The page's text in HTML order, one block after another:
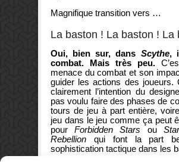
Magnifique transition vers …
La baston ! La baston ! La
Oui, bien sur, dans Scythe,
combat. Mais très peu.
menace du combat et son
guider les actions des joueurs.
clairement l’intention du
pas voulu faire des phases de
tours de jeu à part entière,
jeu dans le jeu comme ça peut
pourForbidden Stars ou
Rebellion qui font la part
sophistication tactique dans les